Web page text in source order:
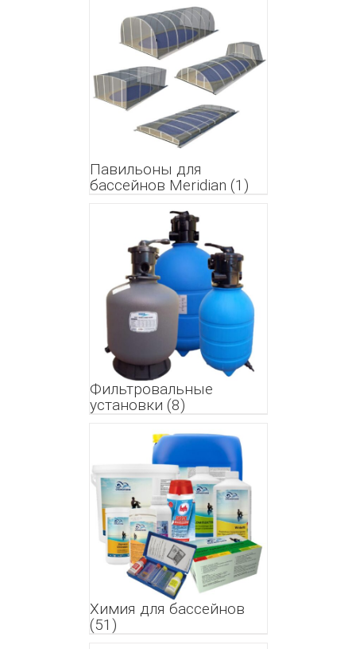
Павильоны для
бассейнов Meridian (1)
Фильтровальные
установки (8)
Химия для бассейнов
(51)